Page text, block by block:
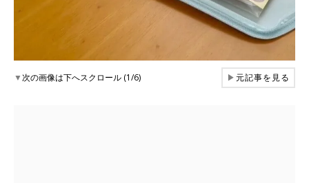
▼次の画像は下へスクロール (1/6) ▶元記事を見る